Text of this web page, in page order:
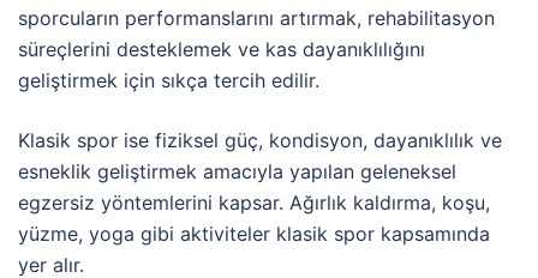
sporcuların performanslarını artırmak, rehabilitasyon
süreçlerini desteklemek ve kas dayanıklılığını
geliştirmek için sıkça tercih edilir.
Klasik spor ise fiziksel güç, kondisyon, dayanıklılık ve
esneklik geliştirmek amacıyla yapılan geleneksel
egzersiz yöntemlerini kapsar. Ağırlık kaldırma, koşu,
yüzme, yoga gibi aktiviteler klasik spor kapsamında
yer alır.